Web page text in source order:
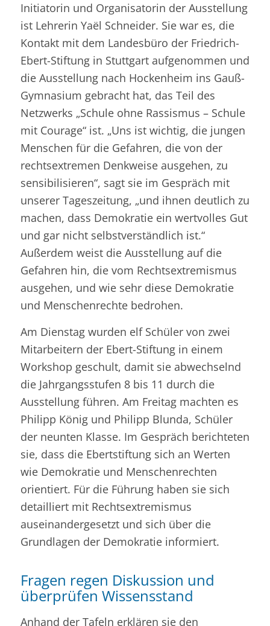
Initiatorin und Organisatorin der Ausstellung
ist Lehrerin Yaël Schneider. Sie war es, die
Kontakt mit dem Landesbüro der Friedrich-
Ebert-Stiftung in Stuttgart aufgenommen und
die Ausstellung nach Hockenheim ins Gauß-
Gymnasium gebracht hat, das Teil des
Netzwerks „Schule ohne Rassismus – Schule
mit Courage“ ist. „Uns ist wichtig, die jungen
Menschen für die Gefahren, die von der
rechtsextremen Denkweise ausgehen, zu
sensibilisieren“, sagt sie im Gespräch mit
unserer Tageszeitung, „und ihnen deutlich zu
machen, dass Demokratie ein wertvolles Gut
und gar nicht selbstverständlich ist.“
Außerdem weist die Ausstellung auf die
Gefahren hin, die vom Rechtsextremismus
ausgehen, und wie sehr diese Demokratie
und Menschenrechte bedrohen.
Am Dienstag wurden elf Schüler von zwei
Mitarbeitern der Ebert-Stiftung in einem
Workshop geschult, damit sie abwechselnd
die Jahrgangsstufen 8 bis 11 durch die
Ausstellung führen. Am Freitag machten es
Philipp König und Philipp Blunda, Schüler
der neunten Klasse. Im Gespräch berichteten
sie, dass die Ebertstiftung sich an Werten
wie Demokratie und Menschenrechten
orientiert. Für die Führung haben sie sich
detailliert mit Rechtsextremismus
auseinandergesetzt und sich über die
Grundlagen der Demokratie informiert.
Fragen regen Diskussion und
überprüfen Wissensstand
Anhand der Tafeln erklären sie den